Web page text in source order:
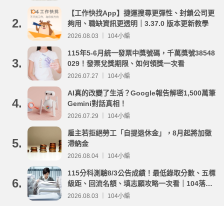
2.
【工作快找App】捷運搜尋更彈性、封鎖公司更
夠用、職缺資訊更透明｜3.37.0 版本更新教學
2026.08.03 ｜ 104小編
3.
115年5-6月統一發票中獎號碼，千萬獎號38548
029！發票兌獎期限、如何領獎一次看
2026.07.27 ｜ 104小編
4.
AI真的改變了生活？Google報告解密1,500萬筆
Gemini對話真相！
2026.07.29 ｜ 104小編
5.
雇主若拒絕勞工「自提退休金」，8月起將加徵
滯納金
2026.08.04 ｜ 104小編
6.
115分科測驗8/3公告成績！最低錄取分數、五標
級距、回流名額、填志願攻略一次看｜104落點
分析
2026.08.03 ｜ 104小編